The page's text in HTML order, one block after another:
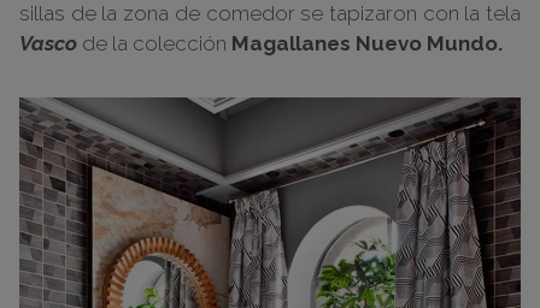
sillas de la zona de comedor se tapizaron con la tela
Vasco de la colección Magallanes Nuevo Mundo.